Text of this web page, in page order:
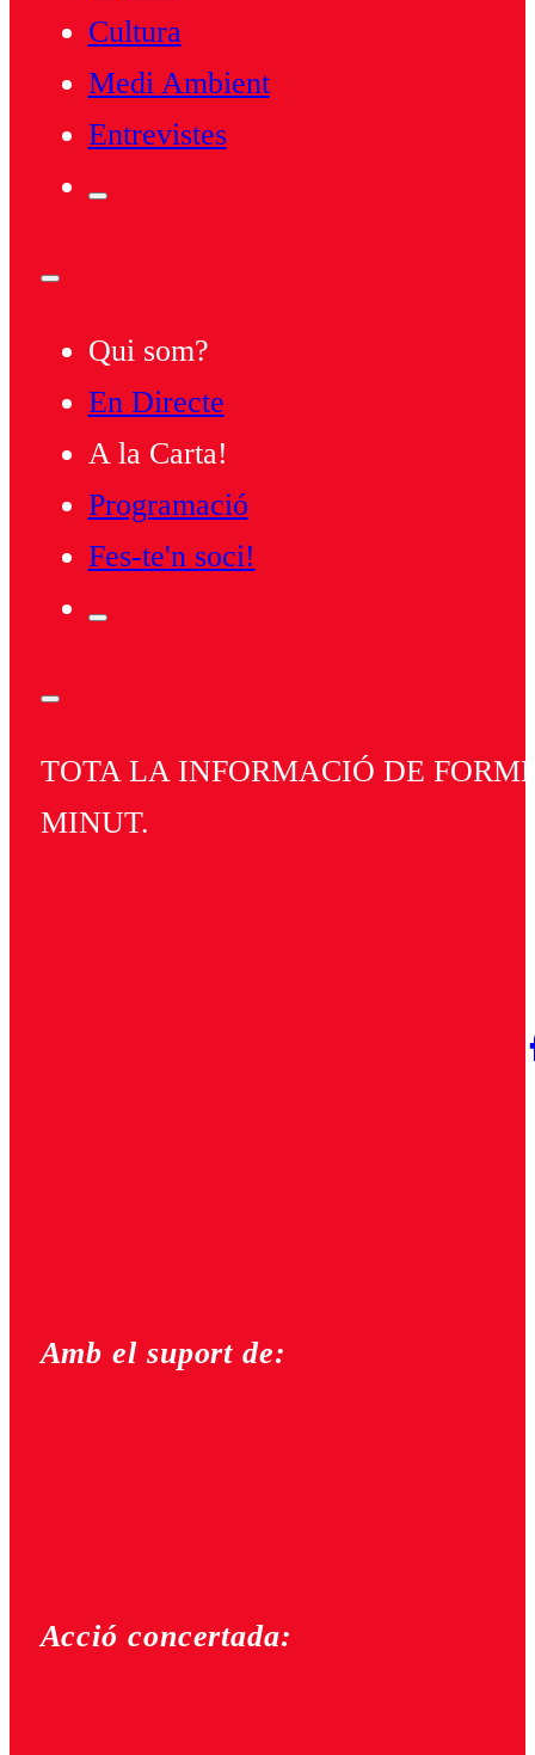
Cultura
Medi Ambient
Entrevistes
Qui som?
En Directe
A la Carta!
Programació
Fes-te'n soci!
TOTA LA INFORMACIÓ DE
MINUT.
Amb el suport de:
Acció concertada: